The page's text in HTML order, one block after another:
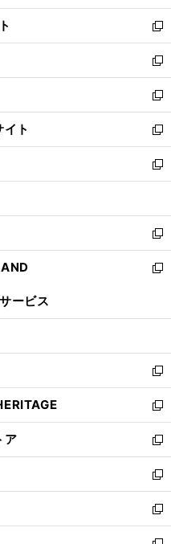
開
く
ウ
で
開
く
ン
ド
ウ
で
開
く
ウ
ィ
ン
ド
ウ
で
開
く
新
し
い
ウ
ィ
ン
ド
ウ
で
開
新
し
い
ウ
ィ
ン
ド
ウ
開
く
新
し
い
ウ
ィ
ン
ウ
で
開
く
ト
新
し
い
ウ
ン
ド
ウ
で
新
し
ウ
ィ
ン
ド
開
新
し
い
ン
ウ
で
開
く
新
ウ
ン
ド
ウ
で
開
く
ービス
新
し
い
ウ
ィ
ン
ド
ウ
で
開
新
し
い
ウ
ィ
ン
ド
ウ
ア
新
し
い
ウ
ィ
ン
新
し
い
ウ
新
し